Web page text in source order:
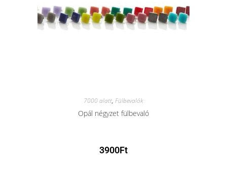
7000 alatt, Fülbevalók
Opál négyzet fülbevaló
3900Ft